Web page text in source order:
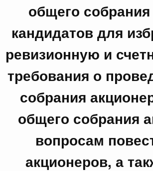
общего
кандидатов для
ревизионную и
требования о
собрания
общего собрания
вопросам
акционеров, а